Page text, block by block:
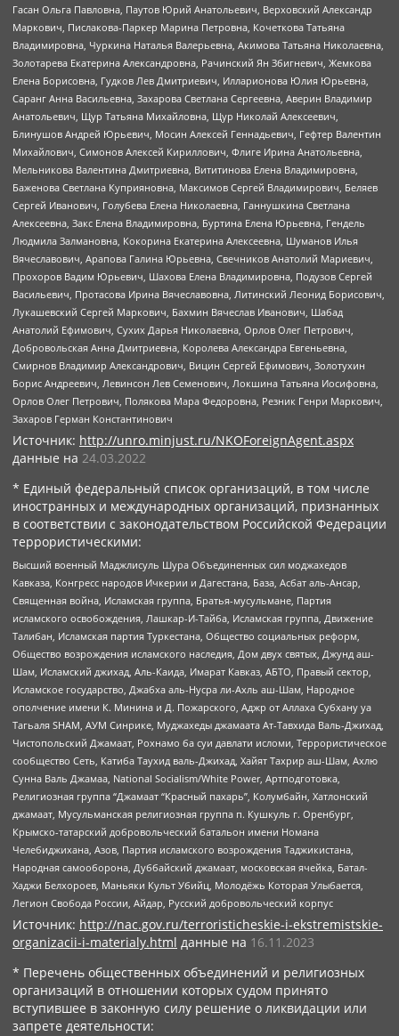
Гасан Ольга Павловна, Паутов Юрий Анатольевич, Верховский Александр
Маркович, Пислакова-Паркер Марина Петровна, Кочеткова Татьяна
Владимировна, Чуркина Наталья Валерьевна, Акимова Татьяна Николаевна,
Золотарева Екатерина Александровна, Рачинский Ян Збигневич, Жемкова
Елена Борисовна, Гудков Лев Дмитриевич, Илларионова Юлия Юрьевна,
Саранг Анна Васильевна, Захарова Светлана Сергеевна, Аверин Владимир
Анатольевич, Щур Татьяна Михайловна, Щур Николай Алексеевич,
Блинушов Андрей Юрьевич, Мосин Алексей Геннадьевич, Гефтер Валентин
Михайлович, Симонов Алексей Кириллович, Флиге Ирина Анатольевна,
Мельникова Валентина Дмитриевна, Вититинова Елена Владимировна,
Баженова Светлана Куприяновна, Максимов Сергей Владимирович, Беляев
Сергей Иванович, Голубева Елена Николаевна, Ганнушкина Светлана
Алексеевна, Закс Елена Владимировна, Буртина Елена Юрьевна, Гендель
Людмила Залмановна, Кокорина Екатерина Алексеевна, Шуманов Илья
Вячеславович, Арапова Галина Юрьевна, Свечников Анатолий Мариевич,
Прохоров Вадим Юрьевич, Шахова Елена Владимировна, Подузов Сергей
Васильевич, Протасова Ирина Вячеславовна, Литинский Леонид Борисович,
Лукашевский Сергей Маркович, Бахмин Вячеслав Иванович, Шабад
Анатолий Ефимович, Сухих Дарья Николаевна, Орлов Олег Петрович,
Добровольская Анна Дмитриевна, Королева Александра Евгеньевна,
Смирнов Владимир Александрович, Вицин Сергей Ефимович, Золотухин
Борис Андреевич, Левинсон Лев Семенович, Локшина Татьяна Иосифовна,
Орлов Олег Петрович, Полякова Мара Федоровна, Резник Генри Маркович,
Захаров Герман Константинович
Источник: http://unro.minjust.ru/NKOForeignAgent.aspx
данные на 24.03.2022
* Единый федеральный список организаций, в том числе
иностранных и международных организаций, признанных
в соответствии с законодательством Российской Федерации
террористическими:
Высший военный Маджлисуль Шура Объединенных сил моджахедов
Кавказа, Конгресс народов Ичкерии и Дагестана, База, Асбат аль-Ансар,
Священная война, Исламская группа, Братья-мусульмане, Партия
исламского освобождения, Лашкар-И-Тайба, Исламская группа, Движение
Талибан, Исламская партия Туркестана, Общество социальных реформ,
Общество возрождения исламского наследия, Дом двух святых, Джунд аш-
Шам, Исламский джихад, Аль-Каида, Имарат Кавказ, АБТО, Правый сектор,
Исламское государство, Джабха аль-Нусра ли-Ахль аш-Шам, Народное
ополчение имени К. Минина и Д. Пожарского, Аджр от Аллаха Субхану уа
Тагьаля SHAM, АУМ Синрике, Муджахеды джамаата Ат-Тавхида Валь-Джихад,
Чистопольский Джамаат, Рохнамо ба суи давлати исломи, Террористическое
сообщество Сеть, Катиба Таухид валь-Джихад, Хайят Тахрир аш-Шам, Ахлю
Сунна Валь Джамаа, National Socialism/White Power, Артподготовка,
Религиозная группа “Джамаат “Красный пахарь”, Колумбайн, Хатлонский
джамаат, Мусульманская религиозная группа п. Кушкуль г. Оренбург,
Крымско-татарский добровольческий батальон имени Номана
Челебиджихана, Азов, Партия исламского возрождения Таджикистана,
Народная самооборона, Дуббайский джамаат, московская ячейка, Батал-
Хаджи Белхороев, Маньяки Культ Убийц, Молодёжь Которая Улыбается,
Легион Свобода России, Айдар, Русский добровольческий корпус
Источник: http://nac.gov.ru/terroristicheskie-i-ekstremistskie-
organizacii-i-materialy.html данные на 16.11.2023
* Перечень общественных объединений и религиозных
организаций в отношении которых судом принято
вступившее в законную силу решение о ликвидации или
запрете деятельности: